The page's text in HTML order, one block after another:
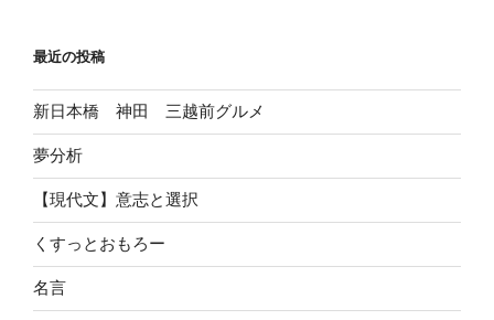
最近の投稿
新日本橋 神田 三越前グルメ
夢分析
【現代文】意志と選択
くすっとおもろー
名言